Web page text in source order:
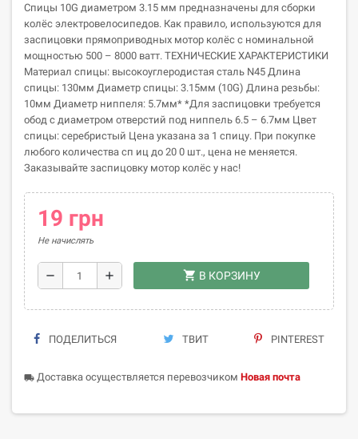
Спицы 10G диаметром 3.15 мм предназначены для сборки
колёс электровелосипедов. Как правило, используются для
заспицовки прямоприводных мотор колёс с номинальной
мощностью 500 – 8000 ватт. ТЕХНИЧЕСКИЕ ХАРАКТЕРИСТИКИ
Материал спицы: высокоуглеродистая сталь N45 Длина
спицы: 130мм Диаметр спицы: 3.15мм (10G) Длина резьбы:
10мм Диаметр ниппеля: 5.7мм* *Для заспицовки требуется
обод с диаметром отверстий под ниппель 6.5 – 6.7мм Цвет
спицы: серебристый Цена указана за 1 спицу. При покупке
любого количества сп иц до 20 0 шт., цена не меняется.
Заказывайте заспицовку мотор колёс у нас!
19 грн
Не начислять
remove add shopping_cart В КОРЗИНУ
ПОДЕЛИТЬСЯ ТВИТ PINTEREST
local_shipping Доставка осуществляется перевозчиком Новая почта